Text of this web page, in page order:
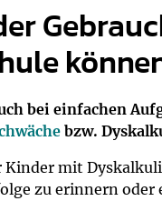
bei einfachen
bzw.
mit
zu erinnern